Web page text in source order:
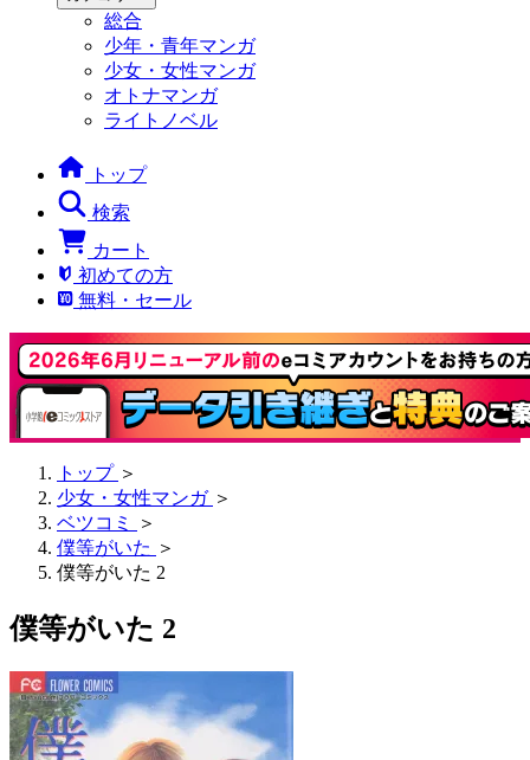
総合
少年・青年マンガ
少女・女性マンガ
オトナマンガ
ライトノベル
トップ
検索
カート
初めての方
無料・セール
トップ ＞
少女・女性マンガ ＞
ベツコミ
＞
僕等がいた ＞
僕等がいた 2
僕等がいた 2